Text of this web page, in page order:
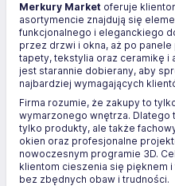
Merkury Market oferuje
asortymencie znajdują się
funkcjonalnego i eleganckiego
przez drzwi i okna, aż po
tapety, tekstylia oraz ceramikę i
jest starannie dobierany, aby
najbardziej wymagających
Firma rozumie, że zakupy to
wymarzonego wnętrza. Dlatego
tylko produkty, ale także
okien oraz profesjonalne
nowoczesnym programie 3D.
klientom cieszenia się pięknem
bez zbędnych obaw i trudności.